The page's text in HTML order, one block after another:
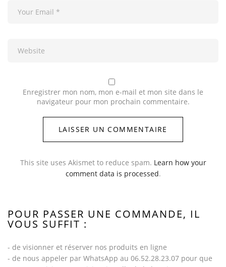
POUR PASSER UNE COMMANDE, IL
VOUS SUFFIT :
- de visionner et réserver nos produits en ligne
- de nous appeler par WhatsApp au 06.52.28.23.07 pour que
Enregistrer mon nom, mon e-mail et mon site dans le
navigateur pour mon prochain commentaire.
This site uses Akismet to reduce spam. Learn how your
comment data is processed.